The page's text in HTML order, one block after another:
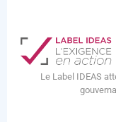
Le Label IDEAS